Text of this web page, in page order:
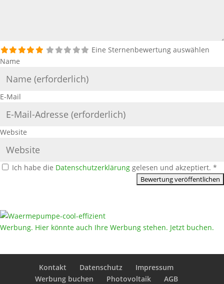
Eine Sternenbewertung auswählen
Name
E-Mail
Website
Ich habe die Datenschutzerklärung gelesen und akzeptiert. *
Werbung. Hier könnte auch Ihre Werbung stehen. Jetzt buchen.
Kontakt Datenschutz
Impressum
Werbung buchen
Photovoltaik AGB